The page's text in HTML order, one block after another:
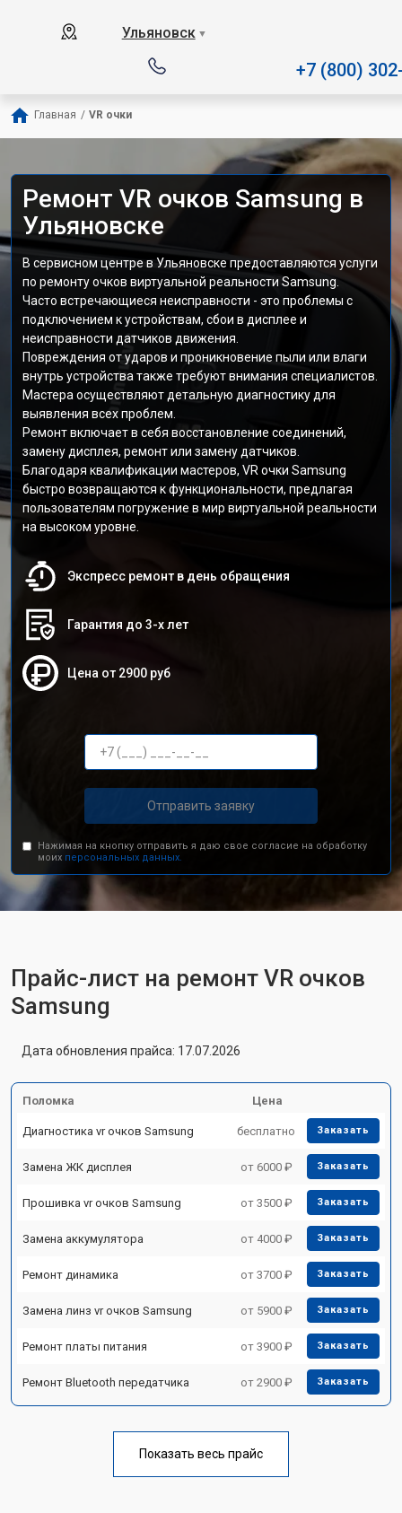
Ульяновск ▼
+7 (800)
Главная / VR очки
Ремонт VR очков Samsung в
Ульяновске
В сервисном центре в Ульяновске предоставляются услуги
по ремонту очков виртуальной реальности Samsung.
Часто встречающиеся неисправности - это проблемы с
подключением к устройствам, сбои в дисплее и
неисправности датчиков движения.
Повреждения от ударов и проникновение пыли или влаги
внутрь устройства также требуют внимания специалистов.
Мастера осуществляют детальную диагностику для
выявления всех проблем.
Ремонт включает в себя восстановление соединений,
замену дисплея, ремонт или замену датчиков.
Благодаря квалификации мастеров, VR очки Samsung
быстро возвращаются к функциональности, предлагая
пользователям погружение в мир виртуальной реальности
на высоком уровне.
Экспресс ремонт в день обращения
Гарантия до 3-х лет
Цена от 2900 руб
Отправить заявку
Нажимая на кнопку отправить я даю свое согласие на обработку
моих персональных данных.
Прайс-лист на ремонт VR очков
Samsung
Дата обновления прайса: 17.07.2026
Поломка Цена
Диагностика vr очков Samsung бесплатно Заказать
Замена ЖК дисплея от 6000 ₽ Заказать
Прошивка vr очков Samsung от 3500 ₽ Заказать
Замена аккумулятора от 4000 ₽ Заказать
Ремонт динамика от 3700 ₽ Заказать
Замена линз vr очков Samsung от 5900 ₽ Заказать
Ремонт платы питания от 3900 ₽ Заказать
Ремонт Bluetooth передатчика от 2900 ₽ Заказать
Показать весь прайс